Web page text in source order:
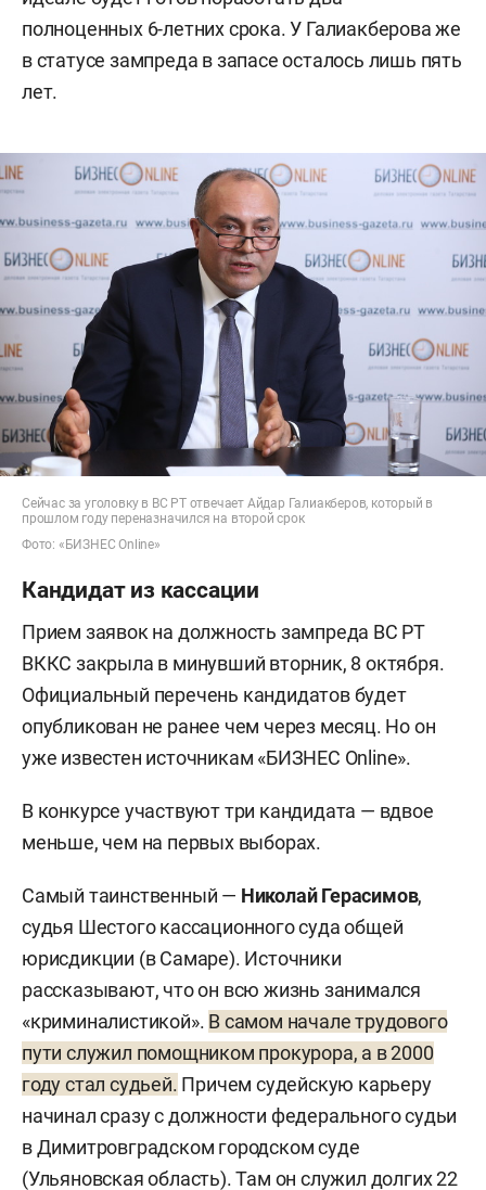
полноценных 6-летних срока. У Галиакберова же
в статусе зампреда в запасе осталось лишь пять
лет.
Сейчас за уголовку в ВС РТ отвечает Айдар Галиакберов, который в
прошлом году переназначился на второй срок
Фото: «БИЗНЕС Online»
Кандидат из кассации
Прием заявок на должность зампреда ВС РТ
ВККС закрыла в минувший вторник, 8 октября.
Официальный перечень кандидатов будет
опубликован не ранее чем через месяц. Но он
уже известен источникам «БИЗНЕС Online».
В конкурсе участвуют три кандидата — вдвое
меньше, чем на первых выборах.
Самый таинственный — Николай Герасимов,
судья Шестого кассационного суда общей
юрисдикции (в Самаре). Источники
рассказывают, что он всю жизнь занимался
«криминалистикой». В самом начале трудового
пути служил помощником прокурора, а в 2000
году стал судьей. Причем судейскую карьеру
начинал сразу с должности федерального судьи
в Димитровградском городском суде
(Ульяновская область). Там он служил долгих 22